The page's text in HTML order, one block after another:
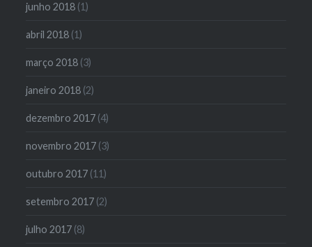
junho 2018 (1)
abril 2018 (1)
março 2018 (3)
janeiro 2018 (2)
dezembro 2017 (4)
novembro 2017 (3)
outubro 2017 (11)
setembro 2017 (2)
julho 2017 (8)